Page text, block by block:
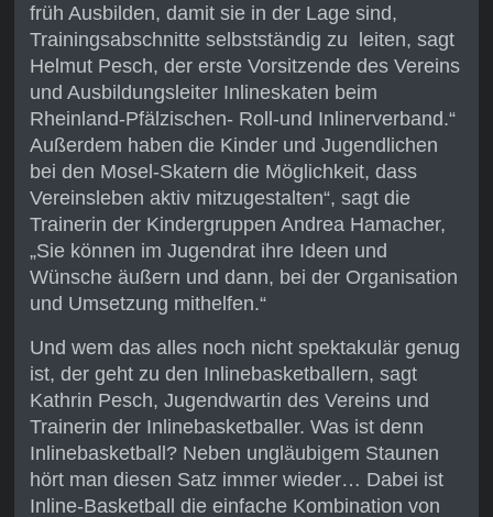
früh Ausbilden, damit sie in der Lage sind,
Trainingsabschnitte selbstständig zu leiten, sagt
Helmut Pesch, der erste Vorsitzende des Vereins
und Ausbildungsleiter Inlineskaten beim
Rheinland-Pfälzischen- Roll-und Inlinerverband.“
Außerdem haben die Kinder und Jugendlichen
bei den Mosel-Skatern die Möglichkeit, dass
Vereinsleben aktiv mitzugestalten“, sagt die
Trainerin der Kindergruppen Andrea Hamacher,
„Sie können im Jugendrat ihre Ideen und
Wünsche äußern und dann, bei der Organisation
und Umsetzung mithelfen.“
Und wem das alles noch nicht spektakulär genug
ist, der geht zu den Inlinebasketballern, sagt
Kathrin Pesch, Jugendwartin des Vereins und
Trainerin der Inlinebasketballer. Was ist denn
Inlinebasketball? Neben ungläubigem Staunen
hört man diesen Satz immer wieder… Dabei ist
Inline-Basketball die einfache Kombination von